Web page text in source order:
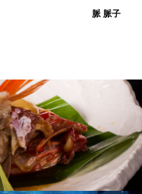
脈 脈子